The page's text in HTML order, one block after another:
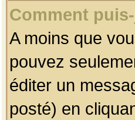
Comment
A moins que
pouvez
éditer un
posté) en